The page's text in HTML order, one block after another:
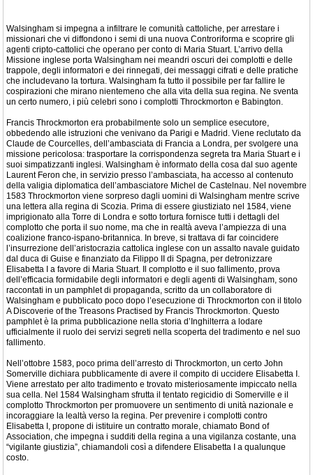
Walsingham si impegna a infiltrare le comunità cattoliche, per arrestare i
missionari che vi diffondono i semi di una nuova Controriforma e scoprire gli
agenti cripto-cattolici che operano per conto di Maria Stuart. L’arrivo della
Missione inglese porta Walsingham nei meandri oscuri dei complotti e delle
trappole, degli informatori e dei rinnegati, dei messaggi cifrati e delle pratiche
che includevano la tortura. Walsingham fa tutto il possibile per far fallire le
cospirazioni che mirano nientemeno che alla vita della sua regina. Ne sventa
un certo numero, i più celebri sono i complotti Throckmorton e Babington.
Francis Throckmorton era probabilmente solo un semplice esecutore,
obbedendo alle istruzioni che venivano da Parigi e Madrid. Viene reclutato da
Claude de Courcelles, dell’ambasciata di Francia a Londra, per svolgere una
missione pericolosa: trasportare la corrispondenza segreta tra Maria Stuart e i
suoi simpatizzanti inglesi. Walsingham è informato della cosa dal suo agente
Laurent Feron che, in servizio presso l’ambasciata, ha accesso al contenuto
della valigia diplomatica dell’ambasciatore Michel de Castelnau. Nel novembre
1583 Throckmorton viene sorpreso dagli uomini di Walsingham mentre scrive
una lettera alla regina di Scozia. Prima di essere giustiziato nel 1584, viene
imprigionato alla Torre di Londra e sotto tortura fornisce tutti i dettagli del
complotto che porta il suo nome, ma che in realtà aveva l’ampiezza di una
coalizione franco-ispano-britannica. In breve, si trattava di far coincidere
l’insurrezione dell’aristocrazia cattolica inglese con un assalto navale guidato
dal duca di Guise e finanziato da Filippo II di Spagna, per detronizzare
Elisabetta I a favore di Maria Stuart. Il complotto e il suo fallimento, prova
dell’efficacia formidabile degli informatori e degli agenti di Walsingham, sono
raccontati in un pamphlet di propaganda, scritto da un collaboratore di
Walsingham e pubblicato poco dopo l’esecuzione di Throckmorton con il titolo
A Discoverie of the Treasons Practised by Francis Throckmorton. Questo
pamphlet è la prima pubblicazione nella storia d’Inghilterra a lodare
ufficialmente il ruolo dei servizi segreti nella scoperta del tradimento e nel suo
fallimento.
Nell’ottobre 1583, poco prima dell’arresto di Throckmorton, un certo John
Somerville dichiara pubblicamente di avere il compito di uccidere Elisabetta I.
Viene arrestato per alto tradimento e trovato misteriosamente impiccato nella
sua cella. Nel 1584 Walsingham sfrutta il tentato regicidio di Somerville e il
complotto Throckmorton per promuovere un sentimento di unità nazionale e
incoraggiare la lealtà verso la regina. Per prevenire i complotti contro
Elisabetta I, propone di istituire un contratto morale, chiamato Bond of
Association, che impegna i sudditi della regina a una vigilanza costante, una
“vigilante giustizia”, chiamandoli così a difendere Elisabetta I a qualunque
costo.